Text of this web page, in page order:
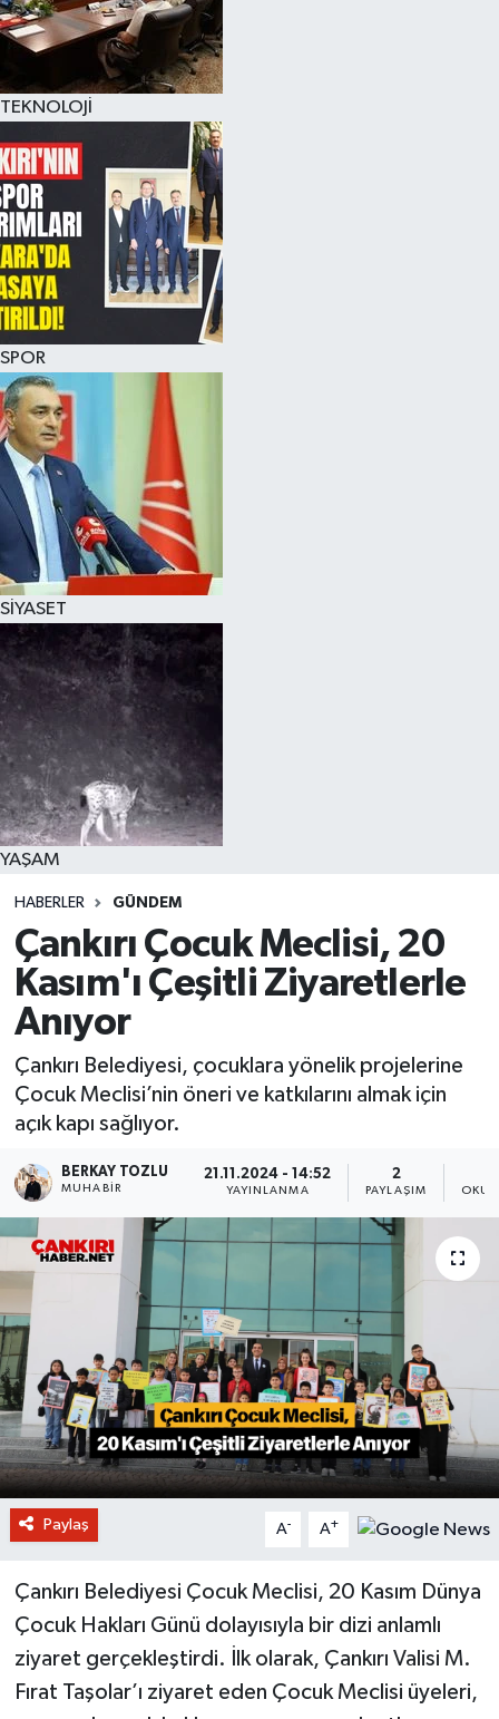
TEKNOLOJİ
SPOR
SİYASET
YAŞAM
HABERLER GÜNDEM
Çankırı Çocuk Meclisi, 20
Kasım'ı Çeşitli Ziyaretlerle
Anıyor
Çankırı Belediyesi, çocuklara yönelik projelerine
Çocuk Meclisi’nin öneri ve katkılarını almak için
açık kapı sağlıyor.
BERKAY TOZLU
MUHABIR
21.11.2024 - 14:52
YAYINLANMA
2
PAYLAŞIM
Paylaş A- A+
Çankırı Belediyesi Çocuk Meclisi, 20 Kasım Dünya
Çocuk Hakları Günü dolayısıyla bir dizi anlamlı
ziyaret gerçekleştirdi. İlk olarak, Çankırı Valisi M.
Fırat Taşolar’ı ziyaret eden Çocuk Meclisi üyeleri,